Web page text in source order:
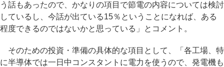
う話もあったので、かなりの項目で節電の内容については検討
しているし、今話が出ている15％ということになれば、ある
程度できるのではないかと思っている」とコメント。
そのための投資・準備の具体的な項目として、「各工場、特
に半導体では一日中コンスタントに電力を使うので、発電機も